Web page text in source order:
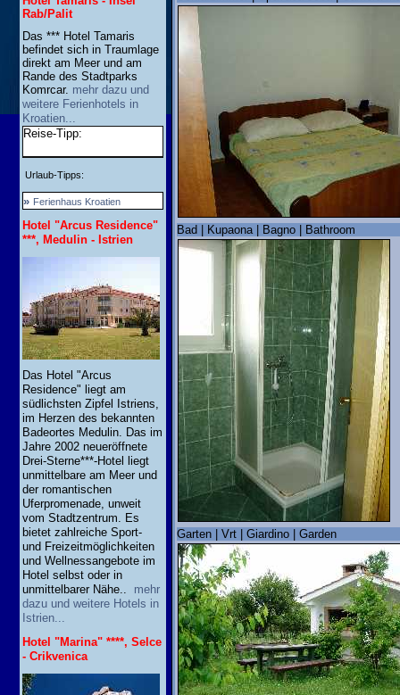
Rab/Palit
Das *** Hotel Tamaris
befindet sich in Traumlage
direkt am Meer und am
Rande des Stadtparks
Komrcar. mehr dazu und
weitere Ferienhotels in
Kroatien...
Reise-Tipp:
Urlaub-Tipps:
» Ferienhaus Kroatien
Hotel "Arcus Residence"
***, Medulin - Istrien
Das Hotel "Arcus
Residence" liegt am
südlichsten Zipfel Istriens,
im Herzen des bekannten
Badeortes Medulin. Das im
Jahre 2002 neueröffnete
Drei-Sterne***-Hotel liegt
unmittelbare am Meer und
der romantischen
Uferpromenade, unweit
vom Stadtzentrum. Es
bietet zahlreiche Sport-
und Freizeitmöglichkeiten
und Wellnessangebote im
Hotel selbst oder in
unmittelbarer Nähe.. mehr
dazu und weitere Hotels in
Istrien...
Hotel "Marina" ****, Selce
- Crikvenica
Bad | Kupaona | Bagno | Bathroom
Garten | Vrt | Giardino | Garden